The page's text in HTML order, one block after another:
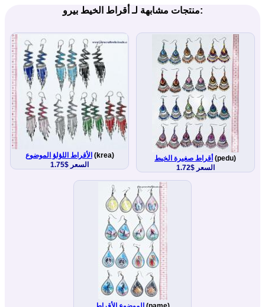
منتجات مشابهة لـ أقراط الخيط بيرو:
الأقراط اللؤلؤ الموضوع(krea)
السعر $1.75
أقراط صغيرة الخيط (pedu)
السعر $1.72